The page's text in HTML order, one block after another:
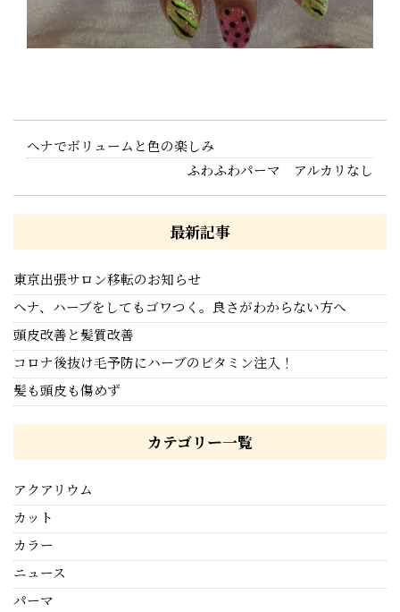
ヘナでボリュームと色の楽しみ
ふわふわパーマ アルカリなし
最新記事
東京出張サロン移転のお知らせ
ヘナ、ハーブをしてもゴワつく。良さがわからない方へ
頭皮改善と髪質改善
コロナ後抜け毛予防にハーブのビタミン注入！
髪も頭皮も傷めず
カテゴリー一覧
アクアリウム
カット
カラー
ニュース
パーマ